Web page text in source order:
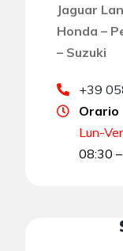
Jaguar
Honda –
– Suzuki
+39
Orario
Lun-
08:30 –